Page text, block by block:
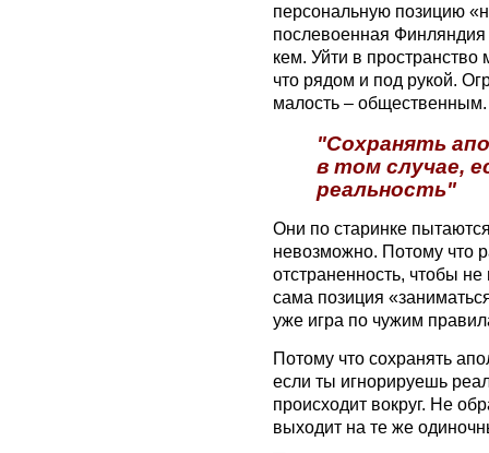
персональную позицию
послевоенная
кем. Уйти в
что рядом и под рукой.
малость – общественным.
"Сохранять
в том случае,
реальность"
​Они по старинке
невозможно. Потому что
отстраненность, чтобы
сама позиция
уже игра по чужим
Потому что сохранять
если ты игнорируешь
происходит вокруг. Не
выходит на те же